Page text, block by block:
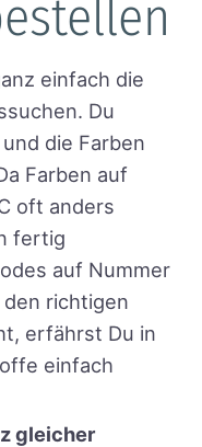
einfach die
Du
die Farben
Farben auf
oft anders
fertig
auf Nummer
richtigen
erfährst Du in
einfach
gleicher